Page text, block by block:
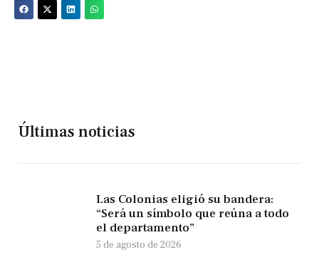
Últimas noticias
Las Colonias eligió su bandera:
“Será un símbolo que reúna a todo
el departamento”
5 de agosto de 2026